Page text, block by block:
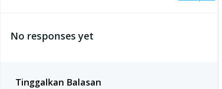
navigation
No responses yet
Tinggalkan Balasan